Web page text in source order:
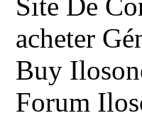
acheter
Buy
Forum